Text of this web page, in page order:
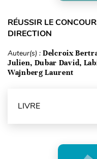
RÉUSSIR LE
DIRECTION
Auteur(s) : Delcroix
Julien, Dubar David,
Wajnberg Laurent
LIVRE